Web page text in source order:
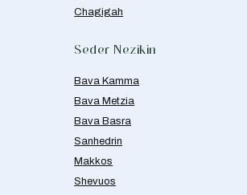
Chagigah
Seder Nezikin
Bava Kamma
Bava Metzia
Bava Basra
Sanhedrin
Makkos
Shevuos